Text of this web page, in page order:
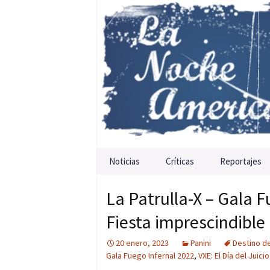
Saltar al contenido
Noticias Críticas Reportajes
La Patrulla-X – Gala
Fiesta imprescindible
20 enero, 2023 Panini
Destino
Gala Fuego Infernal 2022, VXE: El Día del Juicio